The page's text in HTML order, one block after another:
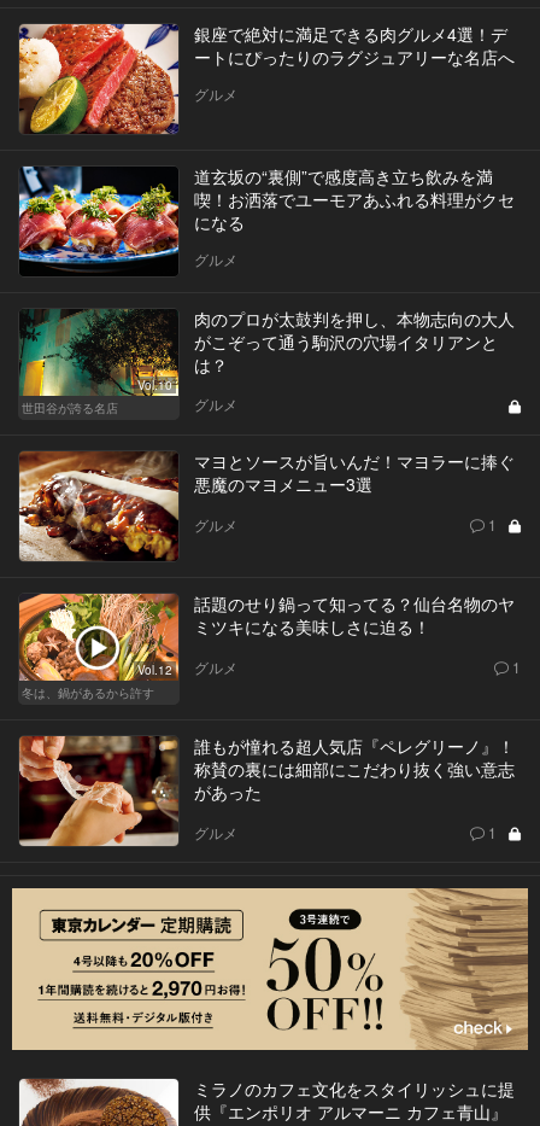
銀座で絶対に満足できる肉グルメ4選！デ
ートにぴったりのラグジュアリーな名店へ
グルメ
道玄坂の“裏側”で感度高き立ち飲みを満
喫！お洒落でユーモアあふれる料理がクセ
になる
グルメ
Vol.10
世田谷が誇る名店
肉のプロが太鼓判を押し、本物志向の大人
がこぞって通う駒沢の穴場イタリアンと
は？
グルメ
マヨとソースが旨いんだ！マヨラーに捧ぐ
悪魔のマヨメニュー3選
グルメ 1
Vol.12
冬は、鍋があるから許す
話題のせり鍋って知ってる？仙台名物のヤ
ミツキになる美味しさに迫る！
グルメ 1
誰もが憧れる超人気店『ペレグリーノ』！
称賛の裏には細部にこだわり抜く強い意志
があった
グルメ 1
ミラノのカフェ文化をスタイリッシュに提
供『エンポリオ アルマーニ カフェ青山』